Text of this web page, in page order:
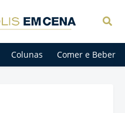
Colunas Comer e Beber